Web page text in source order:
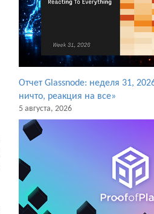
Отчет Glassnode: неделя 31,
ничто, реакция на все»
5 августа, 2026